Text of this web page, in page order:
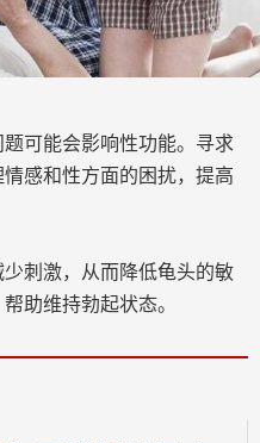
可能会影响性功能。寻求
感和性方面的困扰，提高
刺激，从而降低龟头的敏
助维持勃起状态。